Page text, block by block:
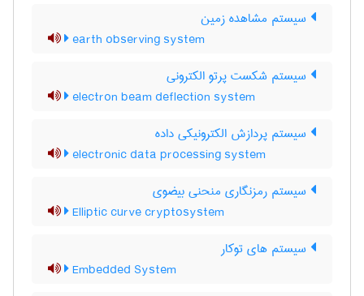
سیستم مشاهده زمین
earth observing system
سیستم شکست پرتو الکترونی
electron beam deflection system
سیستم پردازش الکترونیکی داده
electronic data processing system
سیستم رمزنگاری منحنی بیضوی
Elliptic curve cryptosystem
سیستم های توکار
Embedded System